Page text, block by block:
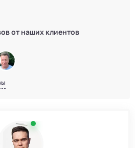
от наших клиентов